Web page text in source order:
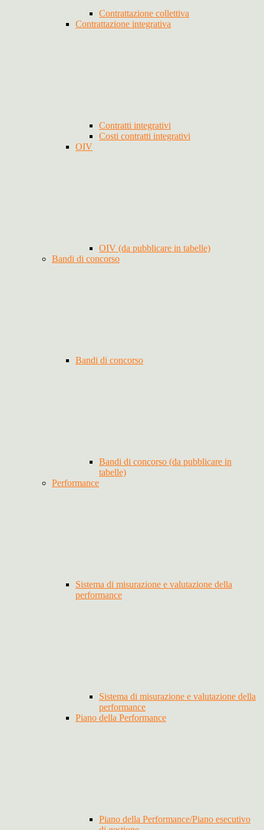
Contrattazione collettiva
Contrattazione integrativa
Contratti integrativi
Costi contratti integrativi
OIV
OIV (da pubblicare in tabelle)
Bandi di concorso
Bandi di concorso
Bandi di concorso (da pubblicare in
tabelle)
Performance
Sistema di misurazione e valutazione della
performance
Sistema di misurazione e valutazione della
performance
Piano della Performance
Piano della Performance/Piano esecutivo